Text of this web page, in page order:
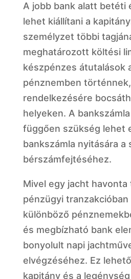
A jobb bank alatt betéti
lehet kiállítani a
személyzet többi
meghatározott költési
készpénzes átutalások
pénznemben
rendelkezésére
helyeken. A
függően szükség lehet
bankszámla nyitására a
bérszámfejtéséhez.
Mivel egy jacht havonta
pénzügyi
különböző
és megbízható bank
bonyolult napi
elvégzéséhez. Ez
kapitány és a